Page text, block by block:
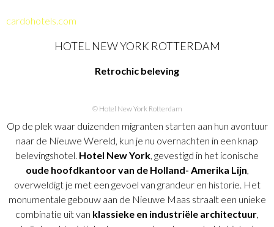
cardohotels.com
HOTEL NEW YORK ROTTERDAM
Retrochic beleving
© Hotel New York Rotterdam
Op de plek waar duizenden migranten starten aan hun avontuur
naar de Nieuwe Wereld, kun je nu overnachten in een knap
belevingshotel. Hotel New York , gevestigd in het iconische
oude hoofdkantoor van de Holland- Amerika Lijn
overweldigt je met een gevoel van grandeur en historie. Het
monumentale gebouw aan de Nieuwe Maas straalt een unieke
combinatie uit van klassieke en industriële architectuur